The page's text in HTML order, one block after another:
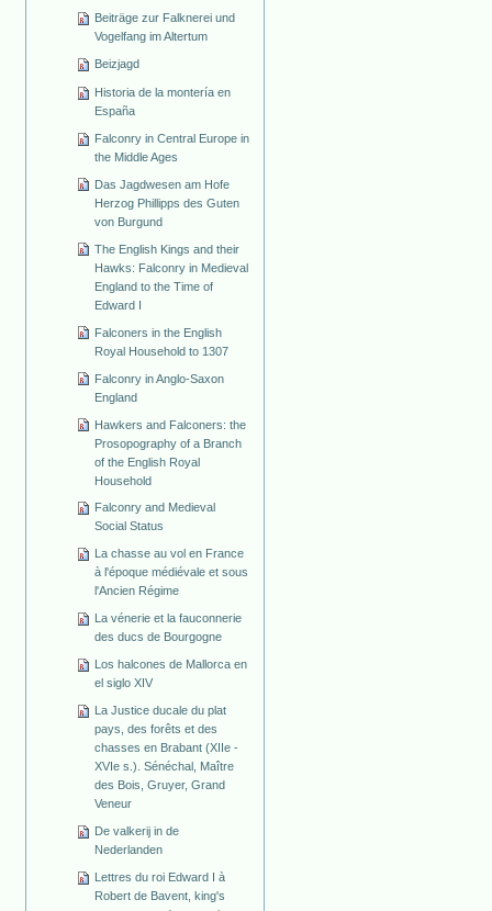
Beiträge zur Falknerei und
Vogelfang im Altertum
Beizjagd
Historia de la montería en
España
Falconry in Central Europe in
the Middle Ages
Das Jagdwesen am Hofe
Herzog Phillipps des Guten
von Burgund
The English Kings and their
Hawks: Falconry in Medieval
England to the Time of
Edward I
Falconers in the English
Royal Household to 1307
Falconry in Anglo-Saxon
England
Hawkers and Falconers: the
Prosopography of a Branch
of the English Royal
Household
Falconry and Medieval
Social Status
La chasse au vol en France
à l'époque médiévale et sous
l'Ancien Régime
La vénerie et la fauconnerie
des ducs de Bourgogne
Los halcones de Mallorca en
el siglo XIV
La Justice ducale du plat
pays, des forêts et des
chasses en Brabant (XIIe -
XVIe s.). Sénéchal, Maître
des Bois, Gruyer, Grand
Veneur
De valkerij in de
Nederlanden
Lettres du roi Edward I à
Robert de Bavent, king's